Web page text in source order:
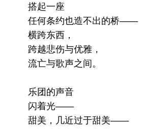
搭起一座
任何条约也造不出的桥——
横跨东西，
跨越悲伤与优雅，
流亡与歌声之间。
乐团的声音
闪着光——
甜美，几近过于甜美——